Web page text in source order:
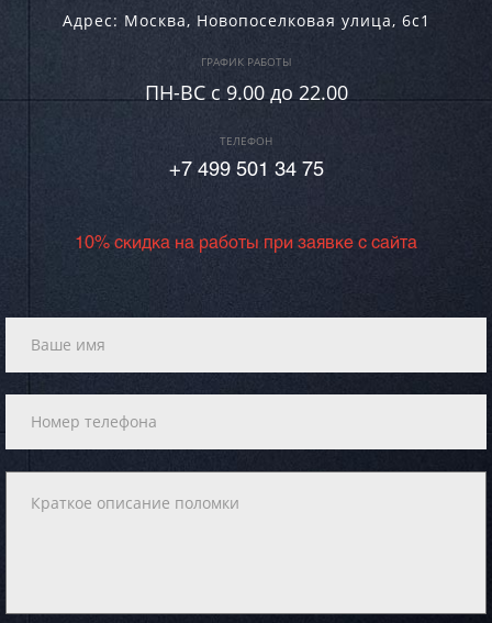
Адрес: Москва, Новопоселковая улица, 6с1
ГРАФИК РАБОТЫ
ПН-ВC c 9.00 до 22.00
ТЕЛЕФОН
+7 499 501 34 75
10% скидка на работы при заявке с сайта